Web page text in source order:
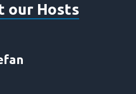
our Hosts